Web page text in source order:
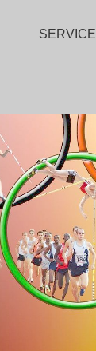
SERVICE